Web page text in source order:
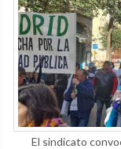
El sindicato